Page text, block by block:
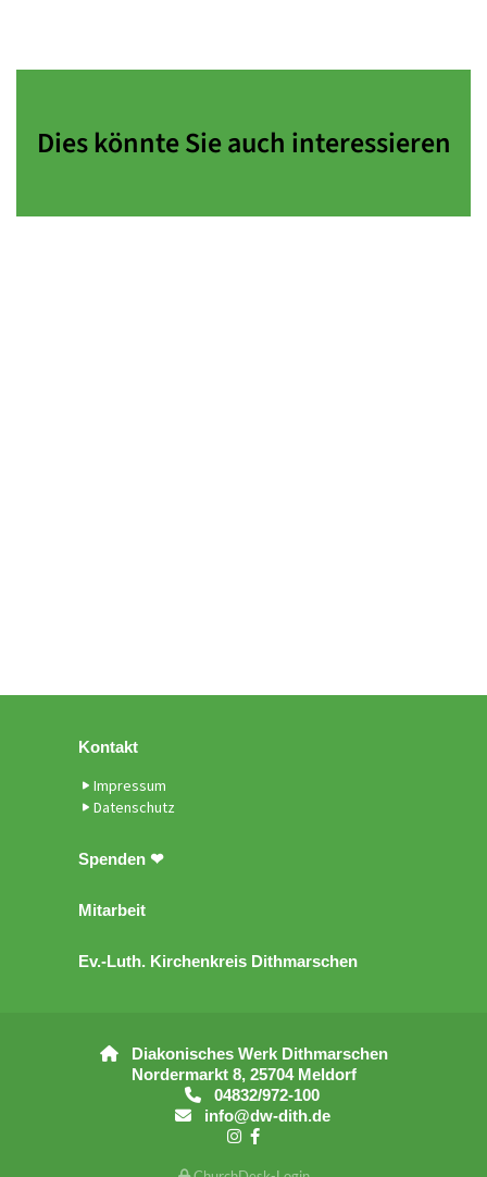
Dies könnte Sie auch interessieren
Kontakt
Impressum
Datenschutz
Spenden ❤
Mitarbeit
Ev.-Luth. Kirchenkreis Dithmarschen
Diakonisches Werk Dithmarschen
Nordermarkt 8, 25704 Meldorf
 04832/972-100
info@dw-dith.de
 